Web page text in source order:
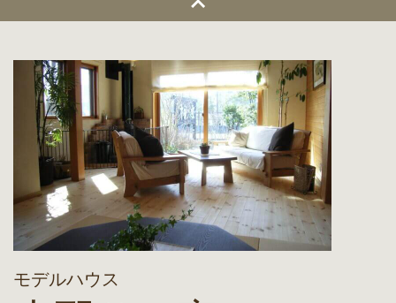
モデルハウス